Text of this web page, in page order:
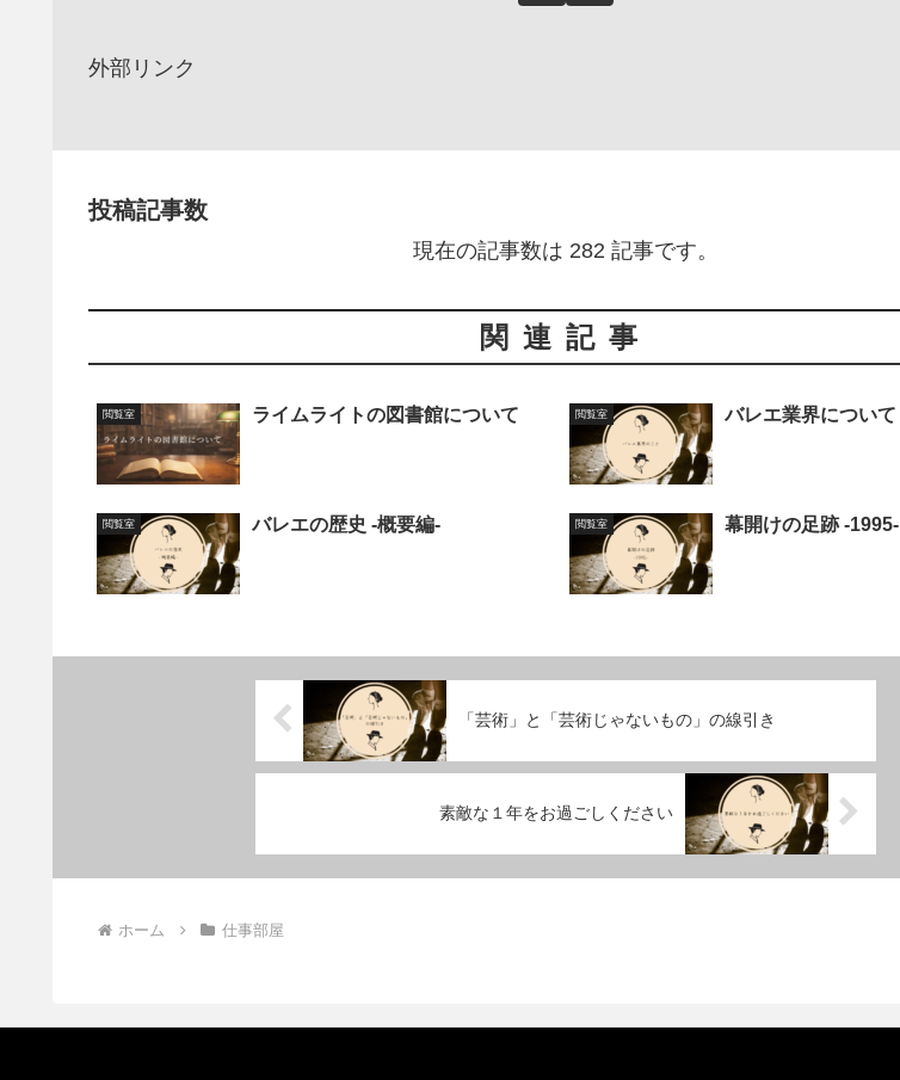
外部リンク
投稿記事数
現在の記事数は 282 記事です。
関連記事
閲覧室 ライムライトの図書館について 閲覧室 バレエ業界について
閲覧室 バレエの歴史 -概要編- 閲覧室 幕開けの足跡 -1995-
「芸術」と「芸術じゃないもの」の線引き
素敵な１年をお過ごしください
ホーム 仕事部屋